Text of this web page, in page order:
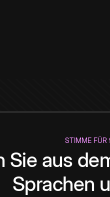
STIMME FÜR
Sie aus
Sprachen